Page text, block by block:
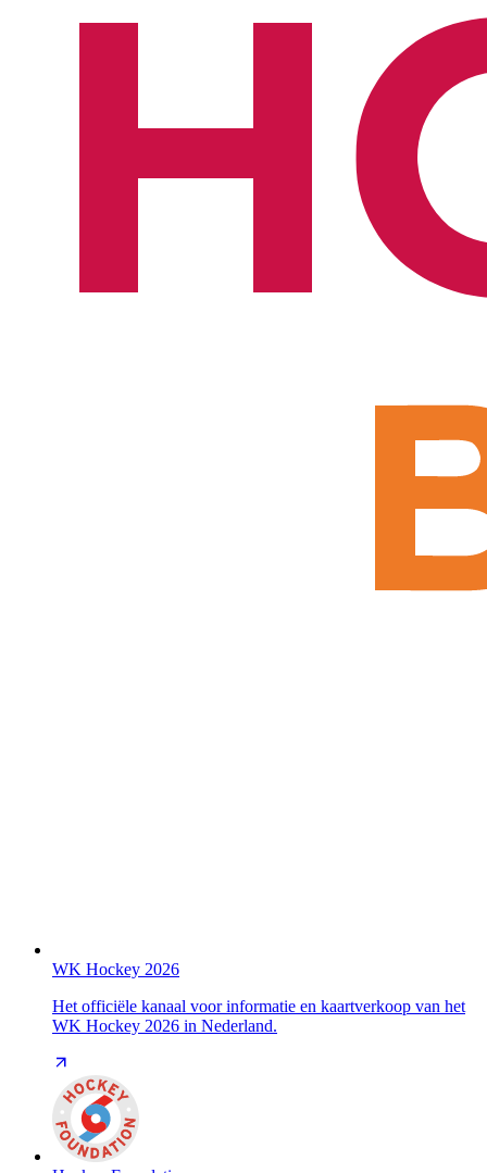
WK Hockey 2026
Het officiële kanaal voor informatie en kaartverkoop van het
WK Hockey 2026 in Nederland.